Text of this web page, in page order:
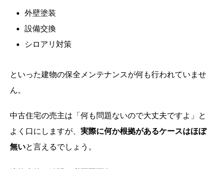
外壁塗装
設備交換
シロアリ対策
といった建物の保全メンテナンスが何も行われていませ
ん。
中古住宅の売主は「何も問題ないので大丈夫ですよ」と
よく口にしますが、 実際に何か根拠があるケースはほぼ
無いと言えるでしょう。